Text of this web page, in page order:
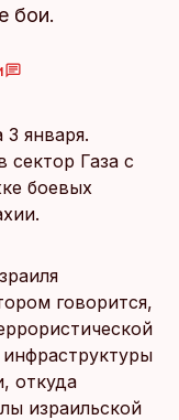
бои.
3 января.
Газа с
боевых
говорится,
откуда
израильской